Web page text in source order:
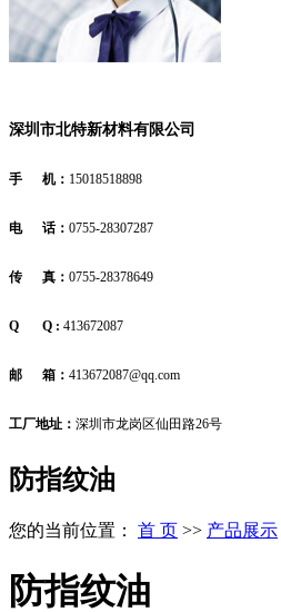
深圳市北特新材料有限公司
手 机： 15018518898
电 话： 0755-28307287
传 真： 0755-28378649
Q Q : 413672087
邮 箱： 413672087@qq.com
工厂地址： 深圳市龙岗区仙田路26号
防指纹油
您的当前位置： 首 页 >> 产品展示
防指纹油